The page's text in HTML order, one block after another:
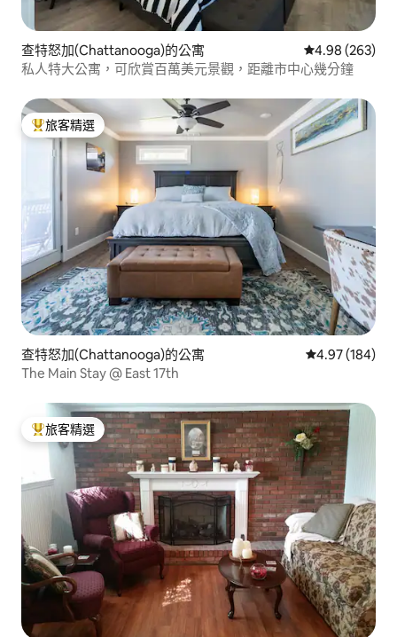
查特怒加(Chattanooga)的公寓 從 263 則評價
4.98 (263)
私人特大公寓，可欣賞百萬美元景觀，距離市中心幾分鐘
旅客精選榜首
旅客精選
查特怒加(Chattanooga)的公寓 從 184 則評價
4.97 (184)
The Main Stay @ East 17th
旅客精選榜首
旅客精選